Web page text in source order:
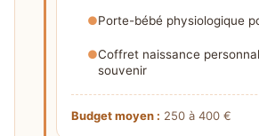
Porte-bébé physiologique
Coffret naissance
souvenir
Budget moyen : 250 à 400 €